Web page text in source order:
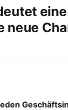
eine
neue